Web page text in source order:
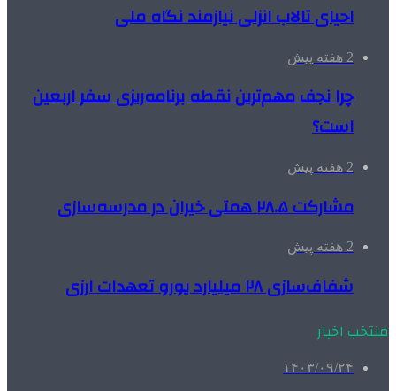
احیای تالاب انزلی نیازمند نگاه ملی
2 هفته پیش
چرا نجف مهم‌ترین نقطه برنامه‌ریزی سفر اربعین
است؟
2 هفته پیش
مشارکت ۲۸.۵ همتی خیران در مدرسه‌سازی
2 هفته پیش
شفاف‌سازی ۲۸ میلیارد یورو تعهدات ارزی
منتخب اخبار
۱۴۰۳/۰۹/۲۴